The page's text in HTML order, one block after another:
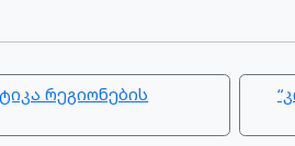
რეგიონების